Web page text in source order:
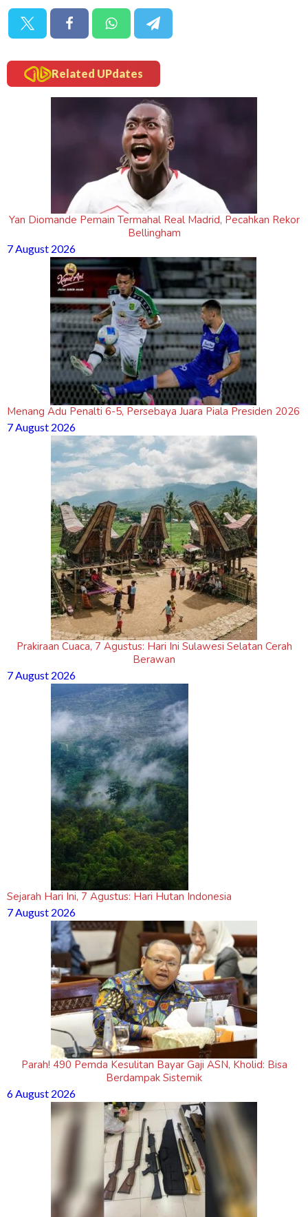
Related UPdates
Yan Diomande Pemain Termahal Real Madrid, Pecahkan Rekor
Bellingham
7 August 2026
Menang Adu Penalti 6-5, Persebaya Juara Piala Presiden 2026
7 August 2026
Prakiraan Cuaca, 7 Agustus: Hari Ini Sulawesi Selatan Cerah
Berawan
7 August 2026
Sejarah Hari Ini, 7 Agustus: Hari Hutan Indonesia
7 August 2026
Parah! 490 Pemda Kesulitan Bayar Gaji ASN, Kholid: Bisa
Berdampak Sistemik
6 August 2026